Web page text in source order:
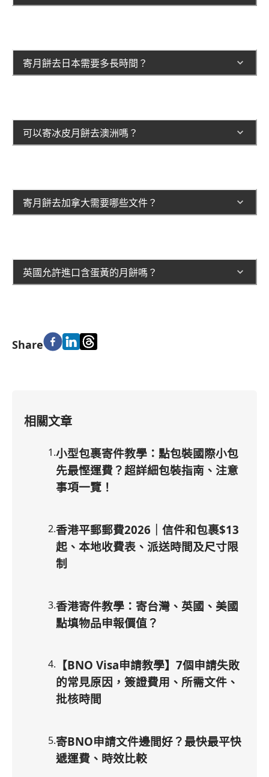
寄月餅去日本需要多長時間？
可以寄冰皮月餅去澳洲嗎？
寄月餅去加拿大需要哪些文件？
英國允許進口含蛋黃的月餅嗎？
Share
相關文章
1.小型包裹寄件教學：點包裝國際小包
先最慳運費？超詳細包裝指南、注意
事項一覽！
2.香港平郵郵費2026｜信件和包裹$13
起、本地收費表、派送時間及尺寸限
制
3.香港寄件教學：寄台灣、英國、美國
點填物品申報價值？
4. 【BNO Visa申請教學】7個申請失敗
的常見原因，簽證費用、所需文件、
批核時間
5.寄BNO申請文件邊間好？最快最平快
遞運費、時效比較